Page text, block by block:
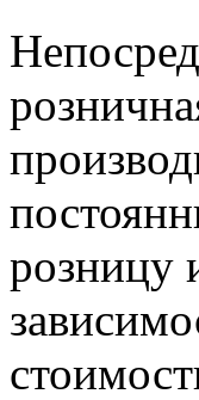
розницу